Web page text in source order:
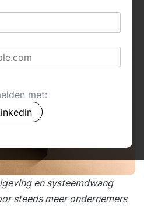
9
en systeemdwang
steeds meer ondernemers
met: